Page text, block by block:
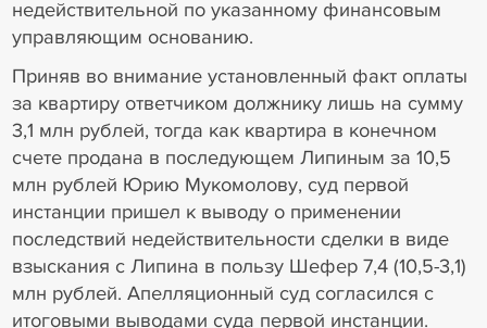
недействительной по указанному финансовым
управляющим основанию.
Приняв во внимание установленный факт оплаты
за квартиру ответчиком должнику лишь на сумму
3,1 млн рублей, тогда как квартира в конечном
счете продана в последующем Липиным за 10,5
млн рублей Юрию Мукомолову, суд первой
инстанции пришел к выводу о применении
последствий недействительности сделки в виде
взыскания с Липина в пользу Шефер 7,4 (10,5-3,1)
млн рублей. Апелляционный суд согласился с
итоговыми выводами суда первой инстанции.